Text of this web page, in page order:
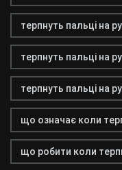
терпнуть пальці на
терпнуть пальці на
терпнуть пальці на
що означає коли
що робити коли